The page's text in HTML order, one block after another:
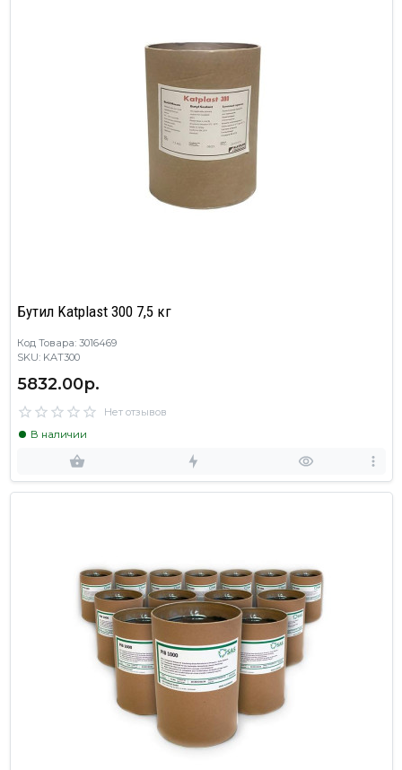
Бутил Katplast 300 7,5 кг
Код Товара: 3016469
SKU: KAT300
5832.00р.
Нет отзывов
В наличии